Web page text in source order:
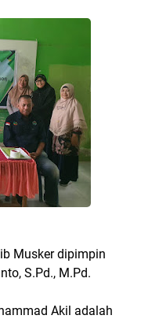
Musker dipimpin
S.Pd., M.Pd.
Akil adalah